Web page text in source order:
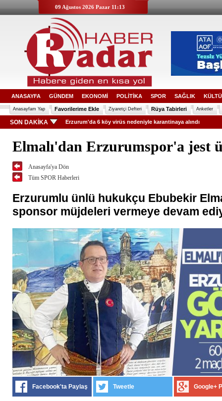
09 Ağustos 2026 Pazar 11:13
ANASAYFA GÜNDEM EKONOMİ POLİTİKA SPOR SAĞLIK
Anasayfam Yap Favorilerime Ekle Ziyaretçi Defteri Rüya Tabirleri Anketler
SON DAKİKA Erzurum'da 6 köy virüs nedeniyle karantinaya alındı
Elmalı'dan Erzurumspor'a jest
Anasayfa'ya Dön
Tüm SPOR Haberleri
Erzurumlu ünlü hukukçu Ebubekir
sponsor müjdeleri vermeye devam
Facebook'ta Paylaş Tweetle Google+